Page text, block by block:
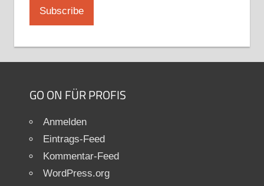
GO ON FÜR PROFIS
Anmelden
Eintrags-Feed
Kommentar-Feed
WordPress.org